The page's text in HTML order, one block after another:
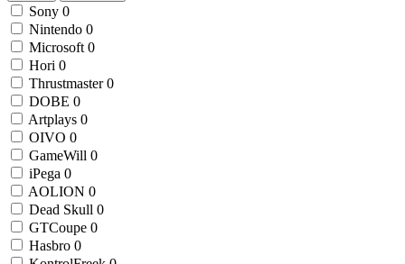
Sony 0
Nintendo 0
Microsoft 0
Hori 0
Thrustmaster 0
DOBE 0
Artplays 0
OIVO 0
GameWill 0
iPega 0
AOLION 0
Dead Skull 0
GTCoupe 0
Hasbro 0